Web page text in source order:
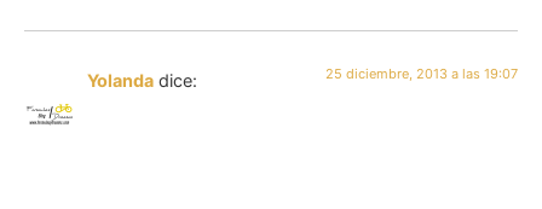
Yolanda dice: 25 diciembre, 2013 a las 19:07